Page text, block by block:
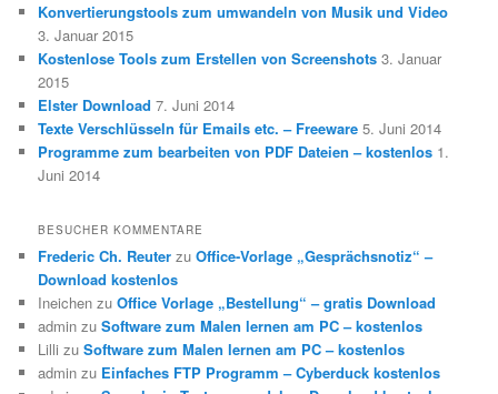
Konvertierungstools zum umwandeln von Musik und Video
3. Januar 2015
Kostenlose Tools zum Erstellen von Screenshots 3. Januar
2015
Elster Download 7. Juni 2014
Texte Verschlüsseln für Emails etc. – Freeware 5. Juni 2014
Programme zum bearbeiten von PDF Dateien – kostenlos 1.
Juni 2014
BESUCHER KOMMENTARE
Frederic Ch. Reuter zuOffice-Vorlage „Gesprächsnotiz“ –
Download kostenlos
Ineichen zuOffice Vorlage „Bestellung“ – gratis Download
admin zuSoftware zum Malen lernen am PC – kostenlos
Lilli zuSoftware zum Malen lernen am PC – kostenlos
admin zu Einfaches FTP Programm – Cyberduck kostenlos